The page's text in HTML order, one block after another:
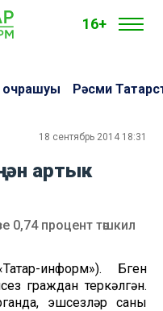
16+
очрашуы Рәсми
18 сентябрь 2014 18:31
артык
0,74 процент тәшкил
информ»). Бүген
граждан теркәлгән.
эшсезләр саны